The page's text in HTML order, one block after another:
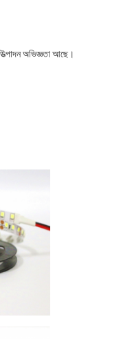
অভিজ্ঞতা আছে।